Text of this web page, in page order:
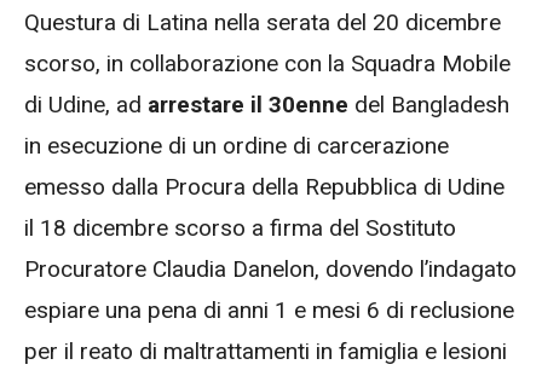
Questura di Latina nella serata del 20 dicembre
scorso, in collaborazione con la Squadra Mobile
di Udine, ad arrestare il 30enne del Bangladesh
in esecuzione di un ordine di carcerazione
emesso dalla Procura della Repubblica di Udine
il 18 dicembre scorso a firma del Sostituto
Procuratore Claudia Danelon, dovendo l’indagato
espiare una pena di anni 1 e mesi 6 di reclusione
per il reato di maltrattamenti in famiglia e lesioni